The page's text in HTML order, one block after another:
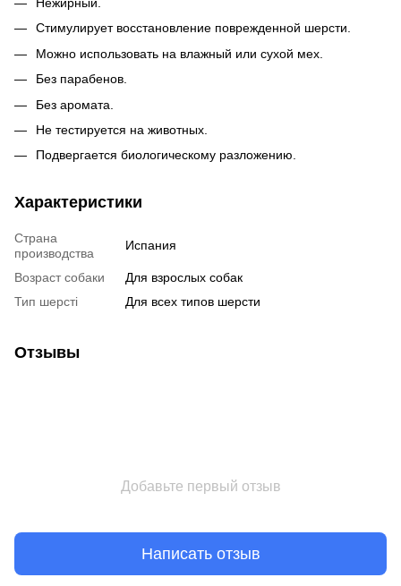
Стимулирует восстановление поврежденной шерсти.
Можно использовать на влажный или сухой мех.
Без парабенов.
Без аромата.
Не тестируется на животных.
Подвергается биологическому разложению.
Характеристики
Страна
производства
Испания
Возраст собаки
Для взрослых собак
Тип шерсті
Для всех типов шерсти
Отзывы
Добавьте первый отзыв
Написать отзыв